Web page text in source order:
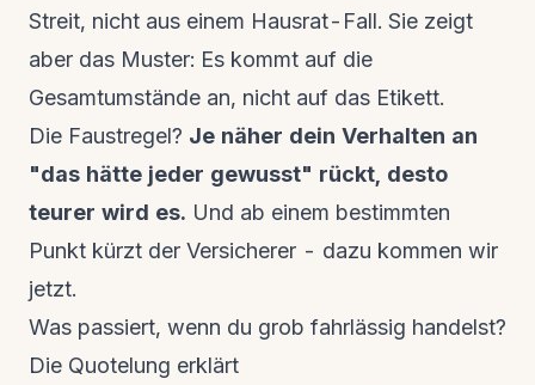
Streit, nicht aus einem Hausrat-Fall. Sie zeigt
aber das Muster: Es kommt auf die
Gesamtumstände an, nicht auf das Etikett.
Die Faustregel? Je näher dein Verhalten an
"das hätte jeder gewusst" rückt, desto
teurer wird es. Und ab einem bestimmten
Punkt kürzt der Versicherer - dazu kommen wir
jetzt.
Was passiert, wenn du grob fahrlässig handelst?
Die Quotelung erklärt